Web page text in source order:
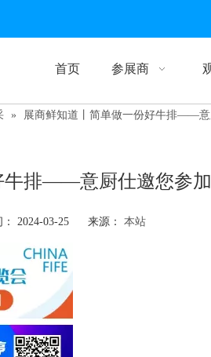
首页 参展商
» 展商鲜知道丨简单做一份好牛排——意
牛排——意厨仕邀您参
2024-03-25 来源： 本站